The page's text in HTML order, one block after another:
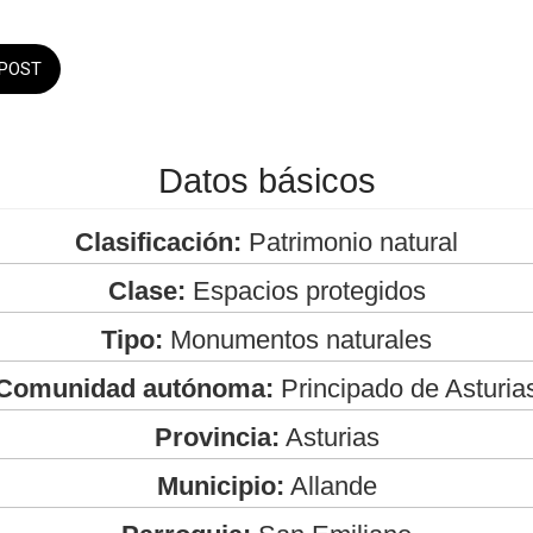
Datos básicos
Clasificación: Patrimonio natural
Clase: Espacios protegidos
Tipo: Monumentos naturales
autónoma: Principado de
Provincia: Asturias
Municipio: Allande